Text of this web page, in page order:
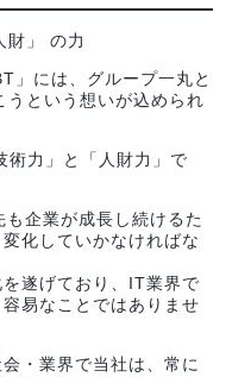
財」 の力
」には、グループ一丸と
という想いが込められ
術力」と「人財力」で
企業が成長し続けるた
化していかなければな
遂げており、IT業界で
易なことではありませ
・業界で当社は、常に